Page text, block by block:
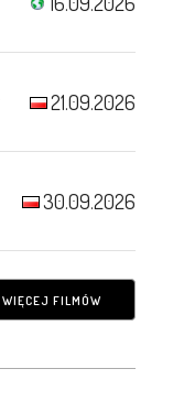
21.09.2026
30.09.2026
WIĘCEJ FILMÓW